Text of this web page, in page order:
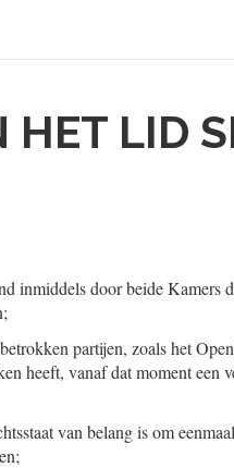
HET LID
inmiddels door beide Kamers
partijen, zoals het
heeft, vanaf dat moment een
van belang is om